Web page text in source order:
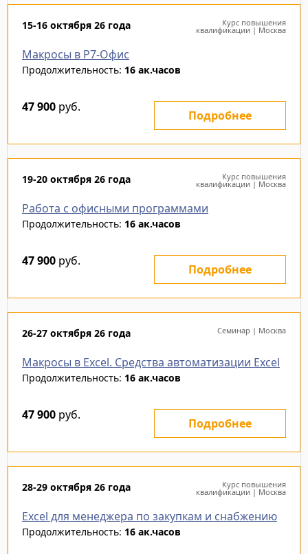
15-16 октября 26 года Курс повышения
квалификации | Москва
Макросы в Р7-Офис
Продолжительность: 16 ак.часов
47 900 руб.
Подробнее
19-20 октября 26 года Курс повышения
квалификации | Москва
Работа с офисными программами
Продолжительность: 16 ак.часов
47 900 руб.
Подробнее
26-27 октября 26 года Семинар | Москва
Макросы в Excel. Средства автоматизации Excel
Продолжительность: 16 ак.часов
47 900 руб.
Подробнее
28-29 октября 26 года Курс повышения
квалификации | Москва
Excel для менеджера по закупкам и снабжению
Продолжительность: 16 ак.часов